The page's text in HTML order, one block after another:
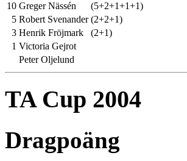
10 Greger Nässén
(5+2+1+1+1)
5 Robert Svenander (2+2+1)
3 Henrik Fröjmark
(2+1)
1 Victoria Gejrot
Peter Oljelund
TA Cup 2004
Dragpoäng